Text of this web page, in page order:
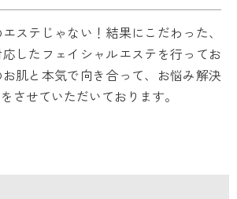
ステじゃない！結果にこだわった、
したフェイシャルエステを行ってお
肌と本気で向き合って、お悩み解決
させていただいております。